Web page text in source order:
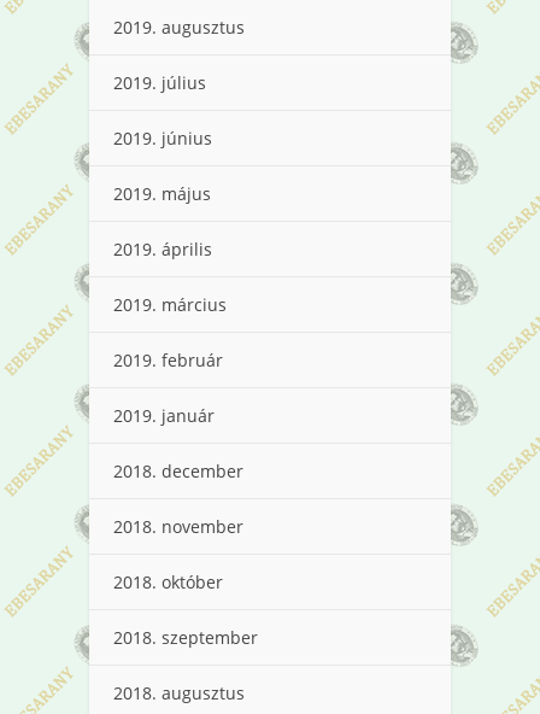
2019. augusztus
2019. július
2019. június
2019. május
2019. április
2019. március
2019. február
2019. január
2018. december
2018. november
2018. október
2018. szeptember
2018. augusztus